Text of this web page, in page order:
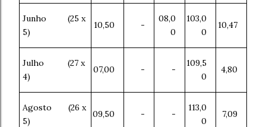
Junho (25 x
5)
10,50 -
08,0
0
103,0
0
10,47
Julho (27 x
4)
07,00 - -
109,5
0
4,80
Agosto (26 x
5)
09,50 - -
113,0
0
7,09